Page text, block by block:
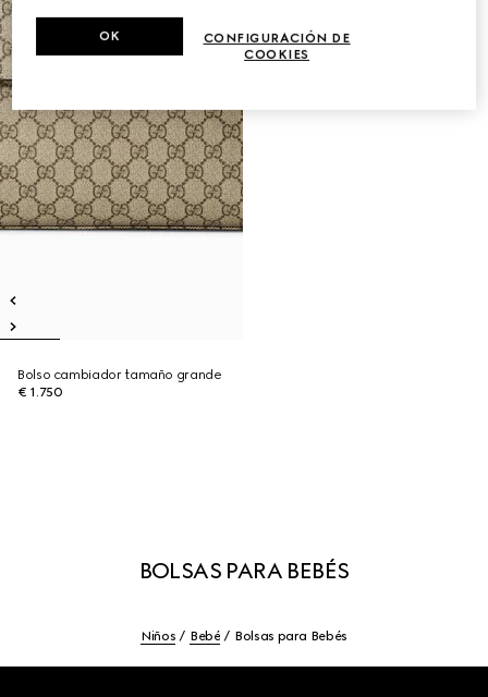
Bolso cambiador tamaño grande
€ 1.750
BOLSAS PARA BEBÉS
Niños Bebé Bolsas para Bebés
CONFIGURACIÓN DE
COOKIES
OK